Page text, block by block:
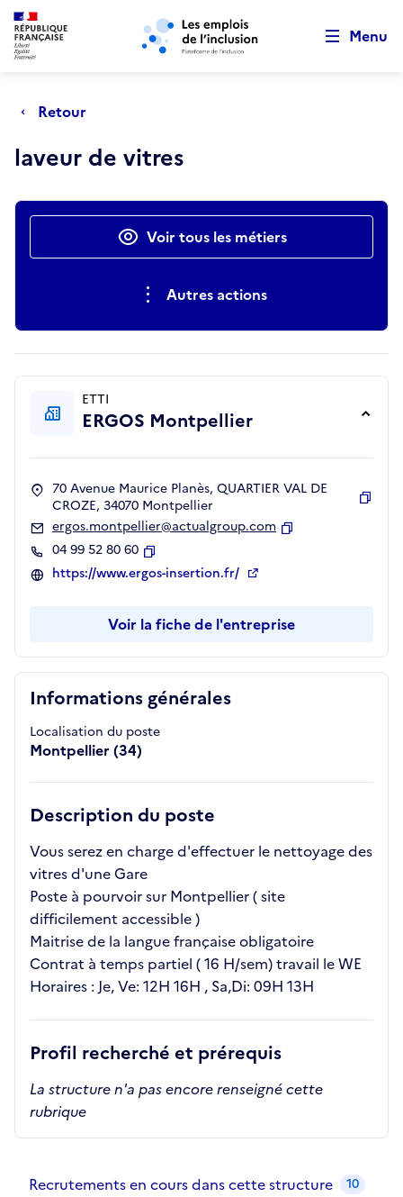
Aller au menu principal Aller au contenu principal
Menu
Retour
laveur de vitres
Actions rapidesVoir tous les métiers
Autres actions
Informations générales
Localisation du poste
Montpellier (34)
Description du poste
Vous serez en charge d'effectuer le nettoyage des
vitres d'une Gare
Poste à pourvoir sur Montpellier ( site
difficilement accessible )
Maitrise de la langue française obligatoire
Contrat à temps partiel ( 16 H/sem) travail le WE
Horaires : Je, Ve: 12H 16H , Sa,Di: 09H 13H
Profil recherché et prérequis
La structure n'a pas encore renseigné cette
rubrique
ETTI
ERGOS Montpellier
70 Avenue Maurice Planès, QUARTIER VAL DE
CROZE, 34070 Montpellier
ergos.montpellier@actualgroup.com
04 99 52 80 60
Copier
https://www.ergos-insertion.fr/
Voir la fiche de l'entreprise
Recrutements en cours dans cette structure 10
Retour au début de la page
Panneau de gestion des cookies